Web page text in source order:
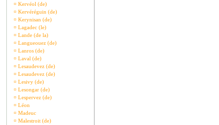
¤ Kervéol (de)
¤ Kervéréguin (de)
¤ Kerynisan (de)
¤ Lagadec (le)
¤ Lande (de la)
¤ Langueouez (de)
¤ Lanros (de)
¤ Laval (de)
¤ Lesaudevez (de)
¤ Lesaudevez (de)
¤ Lesivy (de)
¤ Lesongar (de)
¤ Lespervez (de)
¤ Léon
¤ Madeuc
¤ Malestroit (de)